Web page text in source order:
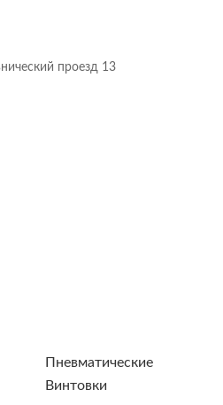
проезд 13
Пневматические
Винтовки